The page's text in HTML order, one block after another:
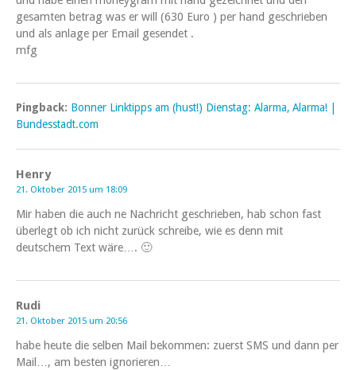
gesamten betrag was er will (630 Euro ) per hand geschrieben
und als anlage per Email gesendet .
mfg
Pingback: Bonner Linktipps am (hust!) Dienstag: Alarma, Alarma! |
Bundesstadt.com
Henry
21. Oktober 2015 um 18:09
Mir haben die auch ne Nachricht geschrieben, hab schon fast
überlegt ob ich nicht zurück schreibe, wie es denn mit
deutschem Text wäre…. 🙂
Rudi
21. Oktober 2015 um 20:56
habe heute die selben Mail bekommen: zuerst SMS und dann per
Mail…, am besten ignorieren…